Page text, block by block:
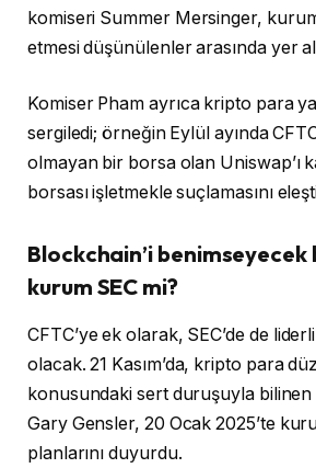
komiseri Summer Mersinger,
etmesi düşünülenler arasında yer
Komiser Pham ayrıca kripto para
sergiledi; örneğin Eylül ayında
olmayan bir borsa olan Uniswap’ı
borsası işletmekle suçlamasını
Blockchain’i
kurum SEC mi?
CFTC’ye ek olarak, SEC’de de
olacak. 21 Kasım’da, kripto para
konusundaki sert duruşuyla bilinen
Gary Gensler, 20 Ocak 2025’te
planlarını duyurdu.